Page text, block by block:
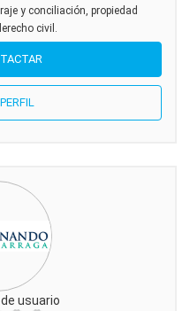
y conciliación, propiedad
civil.
usuario